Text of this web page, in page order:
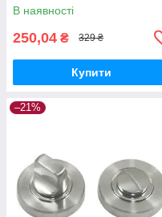
В наявності
250,04 ₴ 329 ₴
Купити
–21%